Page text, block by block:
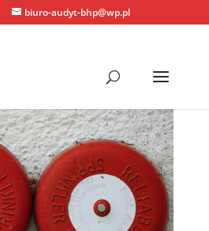
biuro-audyt-bhp@wp.pl